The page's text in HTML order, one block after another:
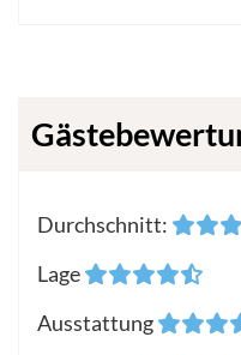
Durchschnitt:
Lage
Ausstattung